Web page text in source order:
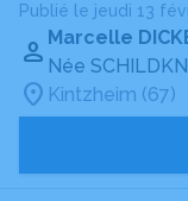
Publié le jeudi 13
Marcelle
Née
Kintzheim (67)